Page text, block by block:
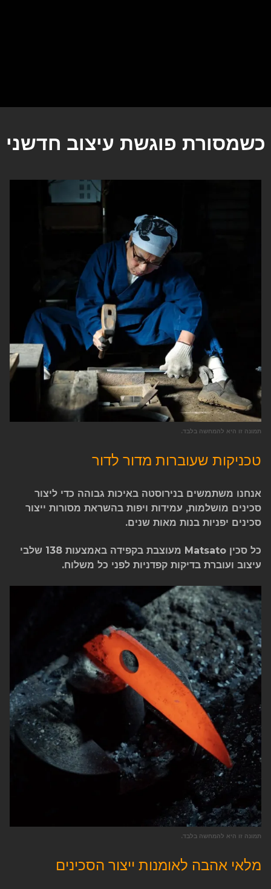
כשמסורת פוגשת עיצוב חדשני
תמונה זו היא להמחשה בלבד.
טכניקות שעוברות מדור לדור
אנחנו משתמשים בנירוסטה באיכות גבוהה כדי ליצור
סכינים מושלמות, עמידות ויפות בהשראת מסורות ייצור
סכינים יפניות בנות מאות שנים.
כל סכין Matsato מעוצבת בקפידה באמצעות 138 שלבי
עיצוב ועוברת בדיקות קפדניות לפני כל משלוח.
תמונה זו היא להמחשה בלבד.
מלאי אהבה לאומנות ייצור הסכינים